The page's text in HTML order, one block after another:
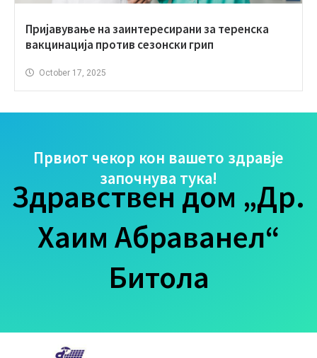
Пријавување на заинтересирани за теренска
вакцинација против сезонски грип
October 17, 2025
Првиот чекор кон вашето здравје
започнува тука!
Здравствен дом „Др.
Хаим Абраванел“
Битола